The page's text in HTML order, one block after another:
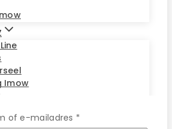
Imow
of e-mailadres *